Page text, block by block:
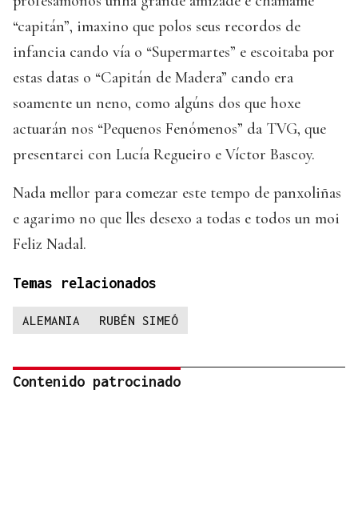
“capitán”, imaxino que polos seus recordos de
infancia cando vía o “Supermartes” e escoitaba por
estas datas o “Capitán de Madera” cando era
soamente un neno, como algúns dos que hoxe
actuarán nos “Pequenos Fenómenos” da TVG, que
presentarei con Lucía Regueiro e Víctor Bascoy.
Nada mellor para comezar este tempo de panxoliñas
e agarimo no que lles desexo a todas e todos un moi
Feliz Nadal.
Temas relacionados
ALEMANIA RUBÉN SIMEÓ
Contenido patrocinado